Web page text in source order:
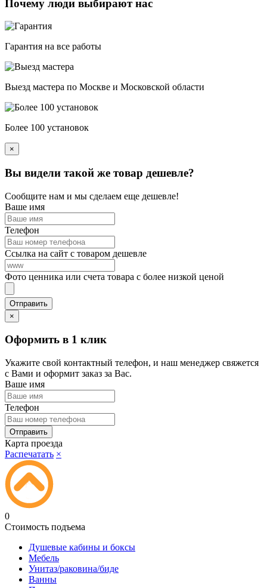
Почему люди выбирают нас
Гарантия на все работы
Выезд мастера по Москве и Московской области
Более 100 установок
×
Вы видели такой же товар дешевле?
Сообщите нам и мы сделаем еще дешевле!
Ваше имя
Телефон
Ссылка на сайт с товаром дешевле
Фото ценника или счета товара с более низкой ценой
×
Оформить в 1 клик
Укажите свой контактный телефон, и наш менеджер свяжется
с Вами и оформит заказ за Вас.
Ваше имя
Телефон
Карта проезда
Распечатать ×
0
Стоимость подъема
Душевые кабины и боксы
Мебель
Унитаз/раковина/биде
Ванны